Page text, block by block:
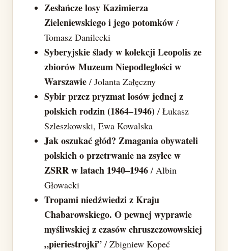
Zesłańcze losy Kazimierza
Zieleniewskiego i jego potomków /
Tomasz Danilecki
Syberyjskie ślady w kolekcji Leopolis ze
zbiorów Muzeum Niepodległości w
Warszawie / Jolanta Załęczny
Sybir przez pryzmat losów jednej z
polskich rodzin (1864–1946) / Łukasz
Szleszkowski, Ewa Kowalska
Jak oszukać głód? Zmagania obywateli
polskich o przetrwanie na zsyłce w
ZSRR w latach 1940–1946 / Albin
Głowacki
Tropami niedźwiedzi z Kraju
Chabarowskiego. O pewnej wyprawie
myśliwskiej z czasów chruszczowowskiej
„pieriestrojki” / Zbigniew Kopeć